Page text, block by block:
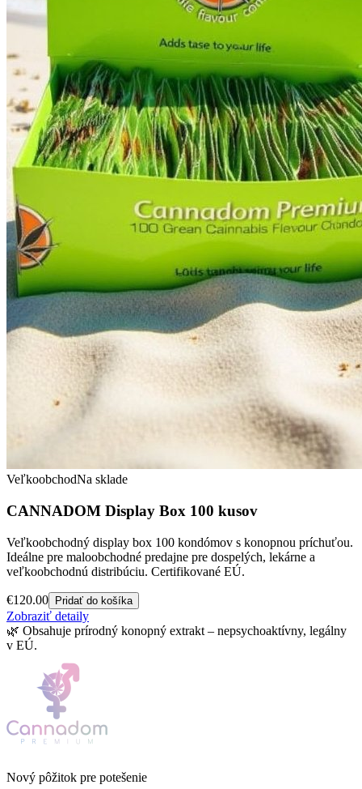
VeľkoobchodNa sklade
CANNADOM Display Box 100 kusov
Veľkoobchodný display box 100 kondómov s konopnou príchuťou.
Ideálne pre maloobchodné predajne pre dospelých, lekárne a
veľkoobchodnú distribúciu. Certifikované EÚ.
€120.00 Pridať do košíka
Zobraziť detaily
🌿 Obsahuje prírodný konopný extrakt – nepsychoaktívny, legálny
v EÚ.
Nový pôžitok pre potešenie